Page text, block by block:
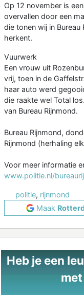
Op 12 november is
overvallen door een
die tonen wij in
herkent.
Vuurwerk
Een vrouw uit
vrij, toen in de
haar auto werd
die raakte wel Total
van Bureau Rijnmond.
Bureau Rijnmond,
Rijnmond (herhaling
Voor meer informatie
www.politie.nl/
politie, rijnmond
Maak
Heb je een